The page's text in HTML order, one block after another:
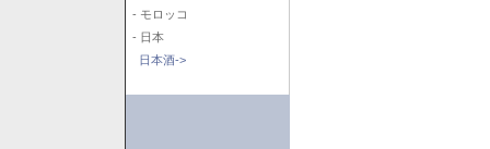
- モロッコ
- 日本
日本酒->